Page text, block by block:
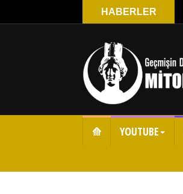
HABERLER
⟰ YOUTUBE